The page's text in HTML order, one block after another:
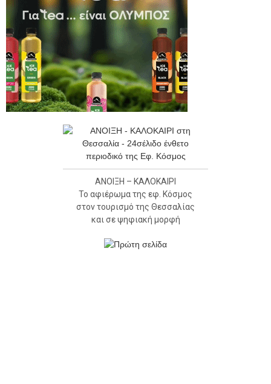
ΑΝΟΙΞΗ – ΚΑΛΟΚΑΙΡΙ
Το αφιέρωμα της εφ. Κόσμος
στον τουρισμό της Θεσσαλίας
και σε ψηφιακή μορφή